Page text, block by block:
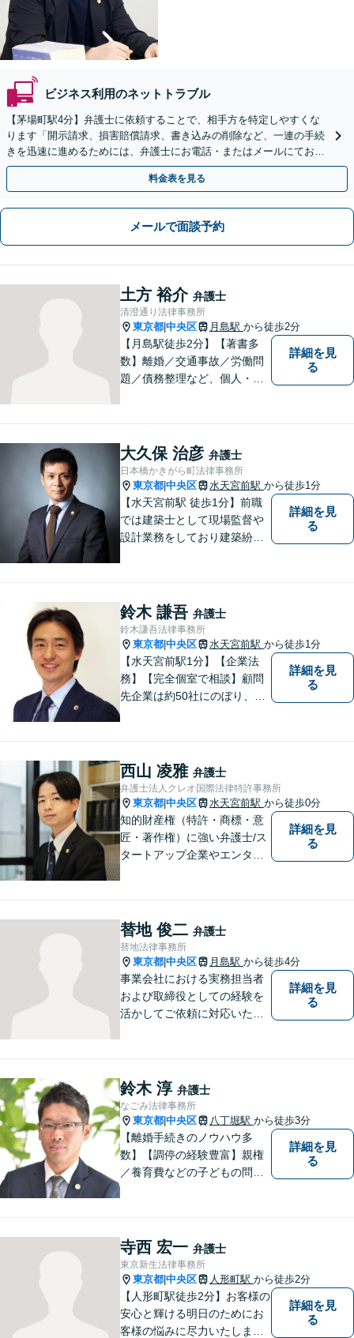
ビジネス利用のネットトラブル
【茅場町駅4分】弁護士に依頼することで、相手方を特定しやすくな
ります「開示請求、損害賠償請求、書き込みの削除など、一連の手続
きを迅速に進めるためには、弁護士にお電話・またはメールにてお問
い合わせください」【休日・夜間相談可】
料金表を見る
メールで面談予約
土方 裕介 弁護士
清澄通り法律事務所
東京都 中央区 月島駅 から徒歩2分
【月島駅徒歩2分】【著書多
数】離婚／交通事故／労働問
題／債務整理など、個人・法
「リーズナブルな費用で高品
質な法的サービス」を目指し
ます。
詳細を見
る
大久保 治彦 弁護士
日本橋かきがら町法律事務所
東京都 中央区 水天宮前駅 から徒歩1分
【水天宮前駅 徒歩1分】前職
では建築士として現場監督や
設計業務をしており建築紛争
のために、広く開かれた法律
事務所を目指しております。
詳細を見
る
鈴木 謙吾 弁護士
鈴木謙吾法律事務所
東京都 中央区 水天宮前駅 から徒歩1分
【水天宮前駅1分】【企業法
務】【完全個室で相談】顧問
先企業は約50社にのぼり、業
役や監査役としての経営支援
も行い、実務に即した助言が
可能です。
詳細を見
る
西山 凌雅 弁護士
弁護士法人クレオ国際法律特許事務所
東京都 中央区 水天宮前駅 から徒歩0分
知的財産権（特許・商標・意
匠・著作権）に強い弁護士/ス
タートアップ企業やエンター
詳細を見
る
替地 俊二 弁護士
替地法律事務所
東京都 中央区 月島駅 から徒歩4分
事業会社における実務担当者
および取締役としての経験を
活かしてご依頼に対応いたし
詳細を見
る
鈴木 淳 弁護士
なごみ法律事務所
東京都 中央区 八丁堀駅 から徒歩3分
【離婚手続きのノウハウ多
数】【調停の経験豊富】親権
／養育費などの子どもの問題
に真摯に向き合い最後までサ
ポート。性別・年齢問わず、
お気軽にご相談ください【八
丁堀駅徒歩2分】
詳細を見
る
寺西 宏一 弁護士
東京新生法律事務所
東京都 中央区 人形町駅 から徒歩2分
【人形町駅徒歩2分】お客様の
安心と輝ける明日のためにお
客様の悩みに尽力いたしま
詳細を見
る